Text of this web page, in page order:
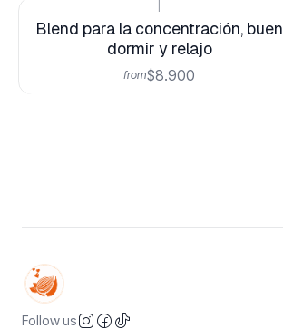
Blend para la concentración, buen
dormir y relajo
from$8.900
Follow us